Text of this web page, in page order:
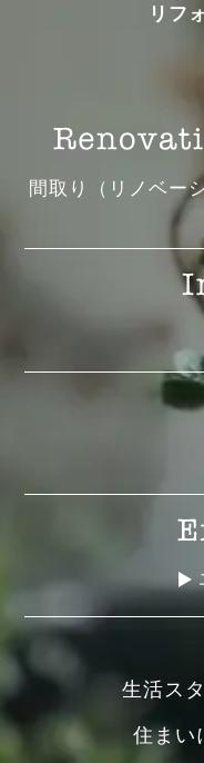
リフ
間取り（リノベー
生活ス
住まい